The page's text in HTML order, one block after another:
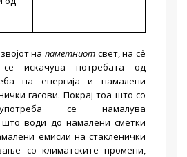
на паметниот свет, на сè
искачува потребата од
на енергија и намалени
гасови. Покрај тоа што со
се намалува
води до намалени сметки
емисии на стакленички
со климатските промени,